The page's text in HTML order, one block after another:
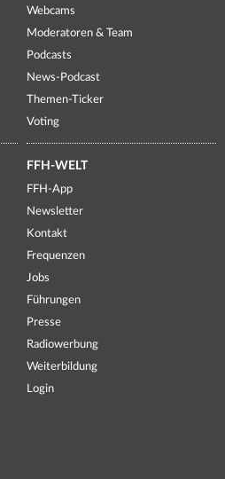
Webcams
Moderatoren & Team
Podcasts
News-Podcast
Themen-Ticker
Voting
FFH-WELT
FFH-App
Newsletter
Kontakt
Frequenzen
Jobs
Führungen
Presse
Radiowerbung
Weiterbildung
Login